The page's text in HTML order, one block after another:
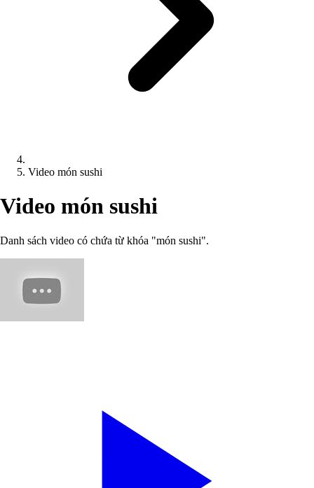
Video món sushi
Video món sushi
Danh sách video có chứa từ khóa "món sushi".